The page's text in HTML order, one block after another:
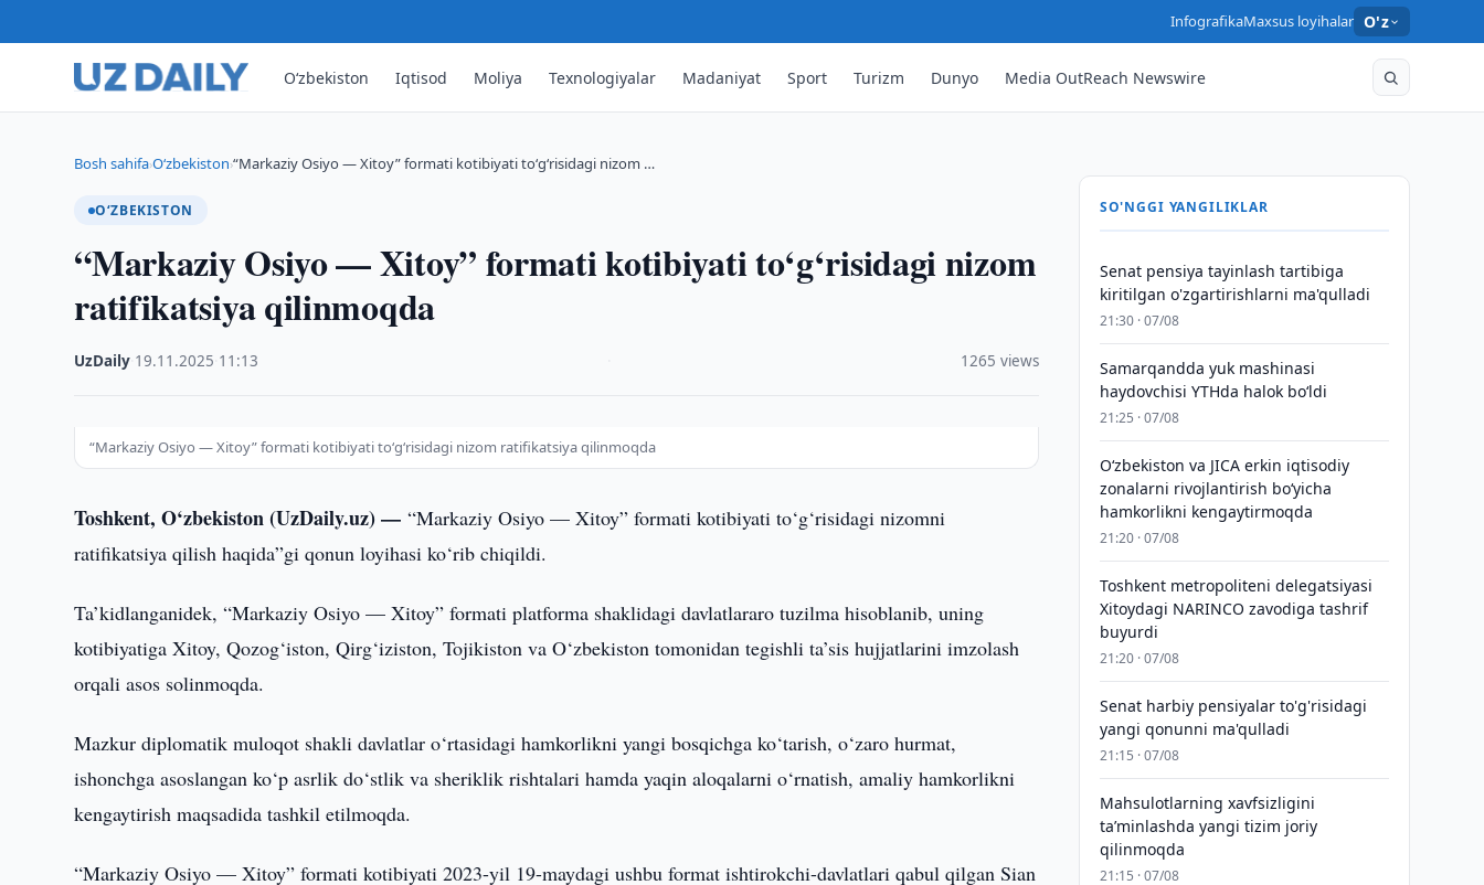
InfografikaMaxsus loyihalar O'z
O‘zbekiston Iqtisod Moliya Texnologiyalar Madaniyat Sport Turizm Dunyo Media OutReach Newswire
Bosh sahifa›O‘zbekiston›“Markaziy Osiyo — Xitoy” formati kotibiyati to‘g‘risidagi nizom …
O‘ZBEKISTON
“Markaziy Osiyo — Xitoy” formati kotibiyati to‘g‘risidagi nizom
ratifikatsiya qilinmoqda
UzDaily 19.11.2025 11:13 1265 views
“Markaziy Osiyo — Xitoy” formati kotibiyati to‘g‘risidagi nizom ratifikatsiya qilinmoqda
Toshkent, O‘zbekiston (UzDaily.uz) —“Markaziy Osiyo — Xitoy” formati kotibiyati to‘g‘risidagi nizomni
ratifikatsiya qilish haqida”gi qonun loyihasi ko‘rib chiqildi.
Ta’kidlanganidek, “Markaziy Osiyo — Xitoy” formati platforma shaklidagi davlatlararo tuzilma hisoblanib, uning
kotibiyatiga Xitoy, Qozog‘iston, Qirg‘iziston, Tojikiston va O‘zbekiston tomonidan tegishli ta’sis hujjatlarini imzolash
orqali asos solinmoqda.
Mazkur diplomatik muloqot shakli davlatlar o‘rtasidagi hamkorlikni yangi bosqichga ko‘tarish, o‘zaro hurmat,
ishonchga asoslangan ko‘p asrlik do‘stlik va sheriklik rishtalari hamda yaqin aloqalarni o‘rnatish, amaliy hamkorlikni
kengaytirish maqsadida tashkil etilmoqda.
“Markaziy Osiyo — Xitoy” formati kotibiyati 2023-yil 19-maydagi ushbu format ishtirokchi-davlatlari qabul qilgan Sian
SO'NGGI YANGILIKLAR
Senat pensiya tayinlash tartibiga
kiritilgan o'zgartirishlarni ma'qulladi
21:30 · 07/08
Samarqandda yuk mashinasi
haydovchisi YTHda halok bo‘ldi
21:25 · 07/08
Oʻzbekiston va JICA erkin iqtisodiy
zonalarni rivojlantirish boʻyicha
hamkorlikni kengaytirmoqda
21:20 · 07/08
Toshkent metropoliteni delegatsiyasi
Xitoydagi NARINCO zavodiga tashrif
buyurdi
21:20 · 07/08
Senat harbiy pensiyalar to'g'risidagi
yangi qonunni ma'qulladi
21:15 · 07/08
Mahsulotlarning xavfsizligini
taʼminlashda yangi tizim joriy
qilinmoqda
21:15 · 07/08